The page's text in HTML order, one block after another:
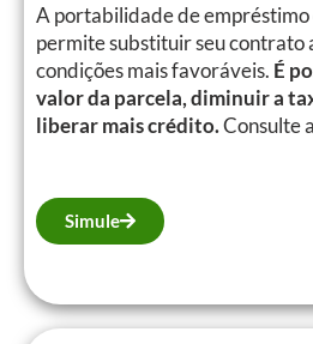
A portabilidade de empréstimo
permite substituir seu contrato
condições mais favoráveis. É
valor da parcela, diminuir a
liberar mais crédito.Consulte
Simule